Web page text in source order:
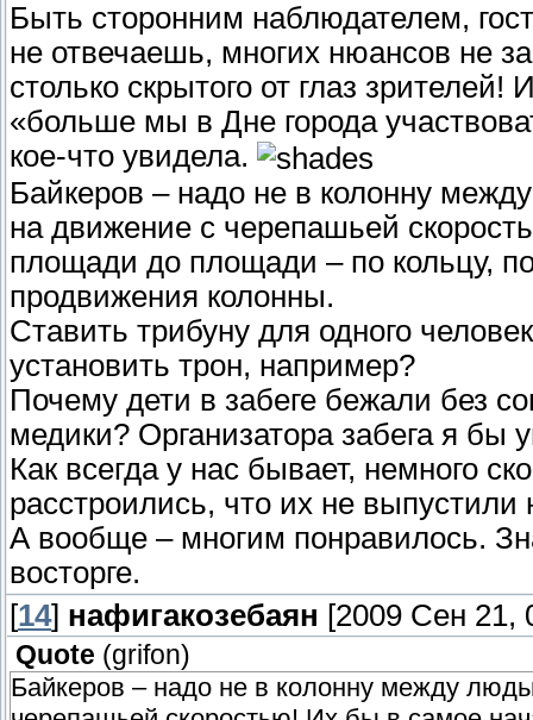
Быть сторонним наблюдателем,
не отвечаешь, многих нюансов не
столько скрытого от глаз
«больше мы в Дне города
кое-что увидела.
Байкеров – надо не в колонну
на движение с черепашьей
площади до площади – по кольцу,
продвижения колонны.
Ставить трибуну для одного
установить трон, например?
Почему дети в забеге бежали без
медики? Организатора забега я бы
Как всегда у нас бывает, немного
расстроились, что их не
А вообще – многим понравилось.
восторге.
[14] нафигакозебаян [2009 Сен 21,
Quote (grifon)
Байкеров – надо не в колонну между